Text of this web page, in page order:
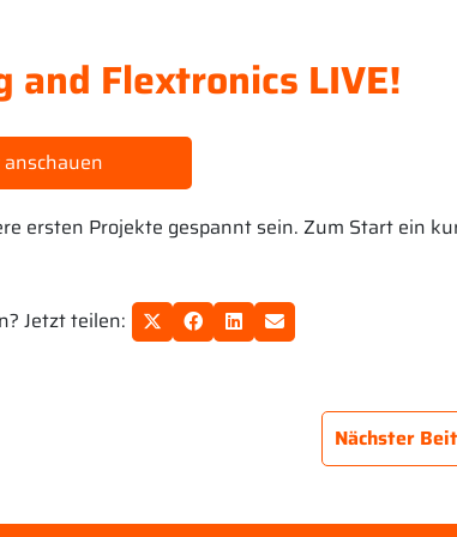
Flextronics LIVE!
ersten Projekte gespannt sein. Zum Start ein
Jetzt teilen:
Nächster